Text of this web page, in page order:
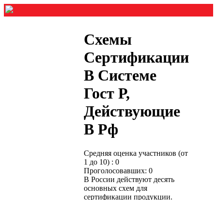
Схемы
Сертификации
В Системе
Гост Р,
Действующие
В Рф
Средняя оценка участников (от
1 до 10) : 0
Проголосовавших: 0
В России действуют десять
основных схем для
сертификации продукции.